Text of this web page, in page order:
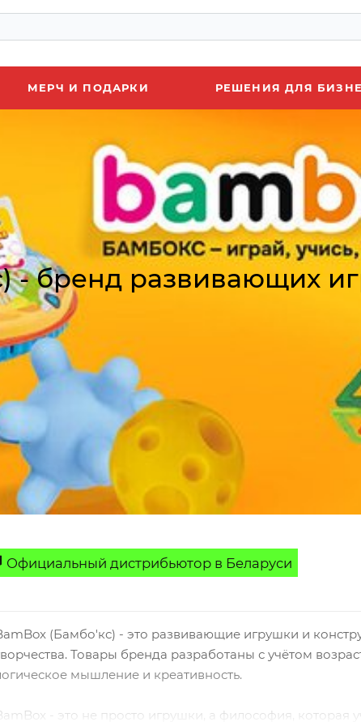
МЕРЧ И ПОДАРКИ РЕШЕНИЯ ДЛЯ
- бренд развивающих
Официальный дистрибьютор в Беларуси
(Бамбо'кс) - это развивающие игрушки и
Товары бренда разработаны с учётом
мышление и креативность.
- это не просто игрушки, а философия, которая